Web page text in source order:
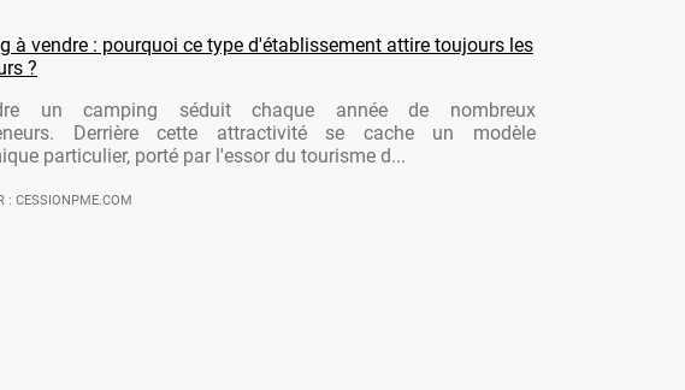
à vendre : pourquoi ce type d'établissement attire toujours les
?
un camping séduit chaque année de nombreux
Derrière cette attractivité se cache un modèle
particulier, porté par l'essor du tourisme d...
: CESSIONPME.COM